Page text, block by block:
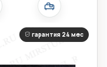
гарантия 24 мес